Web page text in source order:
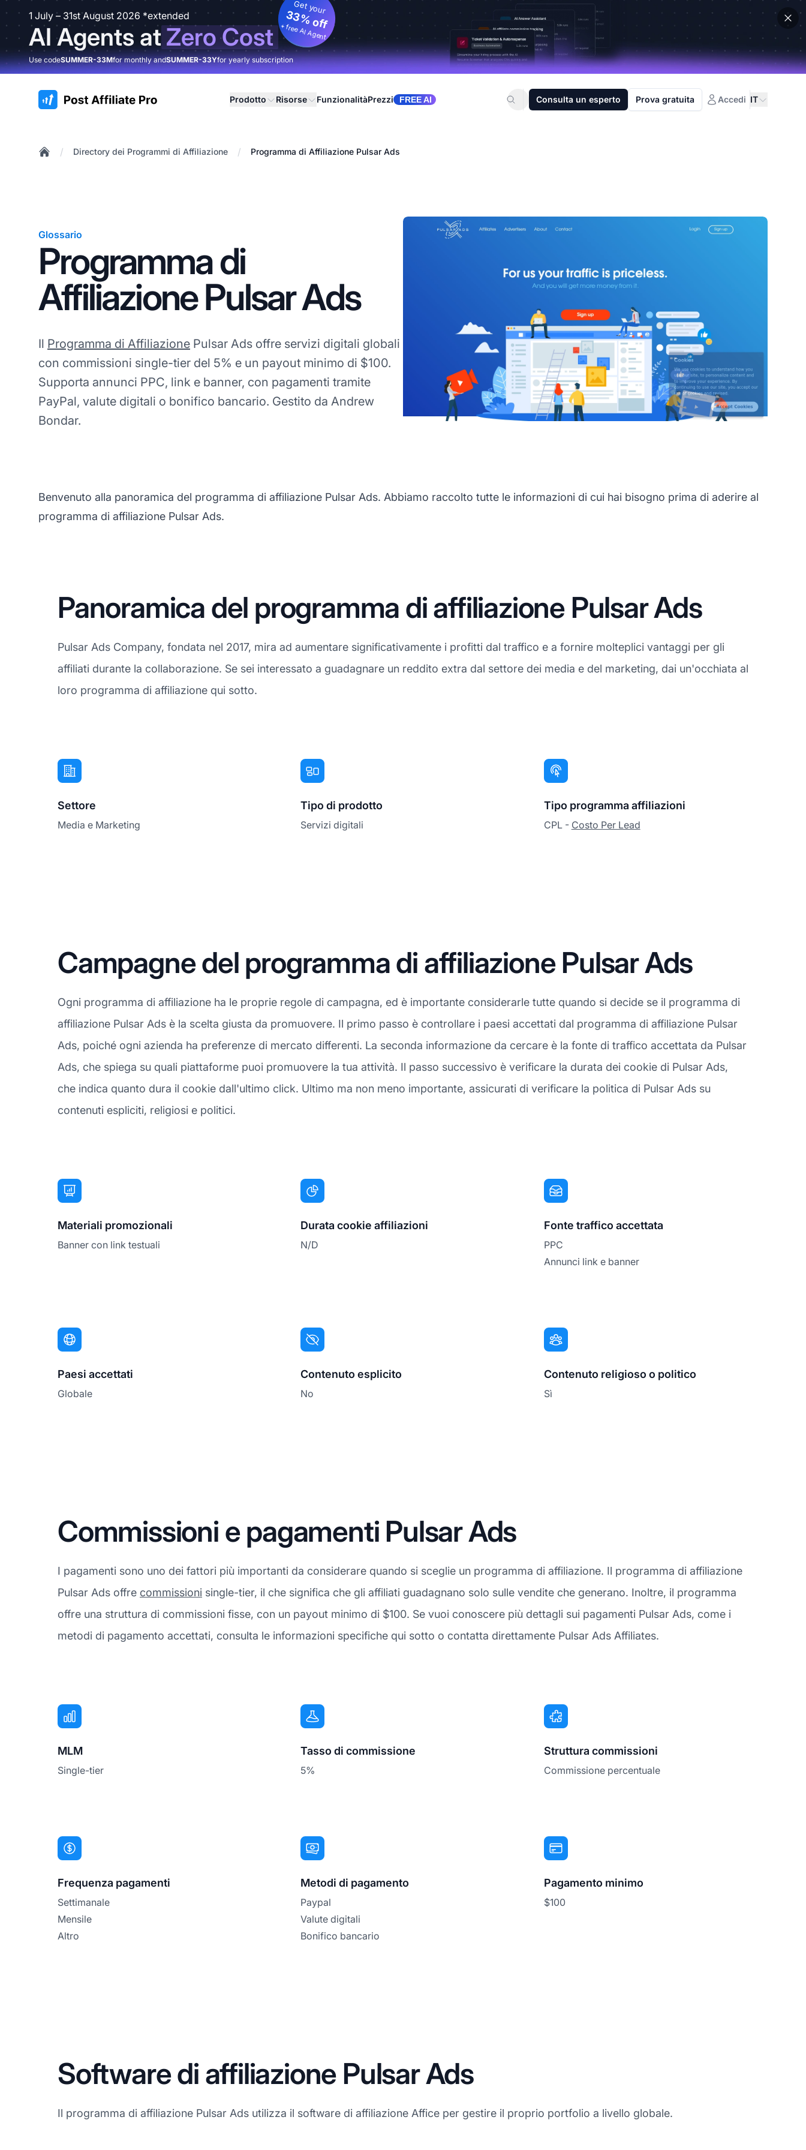
1 July – 31st August 2026 *extended
AI Agents atZero Cost
Get your
33% off
+ free AI Agent
Use codeSUMMER-33Mfor monthly andSUMMER-33Yfor yearly subscription
:site.title Prodotto Risorse FunzionalitàPrezzi FREE AI Consulta un esperto Prova gratuita Accedi IT
/ Directory dei Programmi di Affiliazione / Programma di Affiliazione Pulsar Ads
Glossario
Programma di
Affiliazione Pulsar Ads
Il Programma di Affiliazione Pulsar Ads offre servizi digitali globali
con commissioni single-tier del 5% e un payout minimo di $100.
Supporta annunci PPC, link e banner, con pagamenti tramite
PayPal, valute digitali o bonifico bancario. Gestito da Andrew
Bondar.
Benvenuto alla panoramica del programma di affiliazione Pulsar Ads. Abbiamo raccolto tutte le informazioni di cui hai bisogno prima di aderire al
programma di affiliazione Pulsar Ads.
Panoramica del programma di affiliazione Pulsar Ads
Pulsar Ads Company, fondata nel 2017, mira ad aumentare significativamente i profitti dal traffico e a fornire molteplici vantaggi per gli
affiliati durante la collaborazione. Se sei interessato a guadagnare un reddito extra dal settore dei media e del marketing, dai un'occhiata al
loro programma di affiliazione qui sotto.
Settore
Media e Marketing
Tipo di prodotto
Servizi digitali
Tipo programma affiliazioni
CPL - Costo Per Lead
Campagne del programma di affiliazione Pulsar Ads
Ogni programma di affiliazione ha le proprie regole di campagna, ed è importante considerarle tutte quando si decide se il programma di
affiliazione Pulsar Ads è la scelta giusta da promuovere. Il primo passo è controllare i paesi accettati dal programma di affiliazione Pulsar
Ads, poiché ogni azienda ha preferenze di mercato differenti. La seconda informazione da cercare è la fonte di traffico accettata da Pulsar
Ads, che spiega su quali piattaforme puoi promuovere la tua attività. Il passo successivo è verificare la durata dei cookie di Pulsar Ads,
che indica quanto dura il cookie dall'ultimo click. Ultimo ma non meno importante, assicurati di verificare la politica di Pulsar Ads su
contenuti espliciti, religiosi e politici.
Materiali promozionali
Banner con link testuali
Durata cookie affiliazioni
N/D
Fonte traffico accettata
PPC
Annunci link e banner
Paesi accettati
Globale
Contenuto esplicito
No
Contenuto religioso o politico
Sì
Commissioni e pagamenti Pulsar Ads
I pagamenti sono uno dei fattori più importanti da considerare quando si sceglie un programma di affiliazione. Il programma di affiliazione
Pulsar Ads offre commissioni single-tier, il che significa che gli affiliati guadagnano solo sulle vendite che generano. Inoltre, il programma
offre una struttura di commissioni fisse, con un payout minimo di $100. Se vuoi conoscere più dettagli sui pagamenti Pulsar Ads, come i
metodi di pagamento accettati, consulta le informazioni specifiche qui sotto o contatta direttamente Pulsar Ads Affiliates.
MLM
Single-tier
Tasso di commissione
5%
Struttura commissioni
Commissione percentuale
Frequenza pagamenti
Settimanale
Mensile
Altro
Metodi di pagamento
Paypal
Valute digitali
Bonifico bancario
Pagamento minimo
$100
Software di affiliazione Pulsar Ads
Il programma di affiliazione Pulsar Ads utilizza il software di affiliazione Affice per gestire il proprio portfolio a livello globale.